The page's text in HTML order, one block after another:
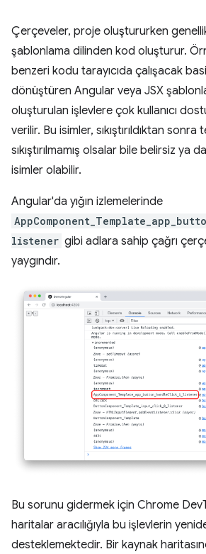
Çerçeveler, proje oluştururken
şablonlama dilinden kod oluşturur.
benzeri kodu tarayıcıda çalışacak
dönüştüren Angular veya JSX
oluşturulan işlevlere çok kullanıcı
verilir. Bu isimler, sıkıştırıldıktan
sıkıştırılmamış olsalar bile belirsiz ya
isimler olabilir.
Angular'da yığın izlemelerinde
listener gibi adlara sahip çağrı
yaygındır.
Bu sorunu gidermek için Chrome
haritalar aracılığıyla bu işlevlerin
desteklemektedir. Bir kaynak